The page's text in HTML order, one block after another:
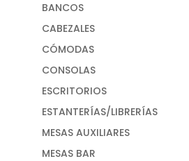
BANCOS
CABEZALES
CÓMODAS
CONSOLAS
ESCRITORIOS
ESTANTERÍAS/LIBRERÍAS
MESAS AUXILIARES
MESAS BAR